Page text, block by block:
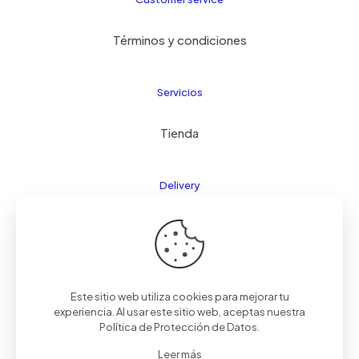
Términos y condiciones
Servicios
Tienda
Delivery
FAQ
© 2024 Kids21| Todos los derechos reservados |
Realizado porPalmera Studios
Este sitio web utiliza cookies para mejorar tu
experiencia. Al usar este sitio web, aceptas nuestra
Política de Protección de Datos
Leer más